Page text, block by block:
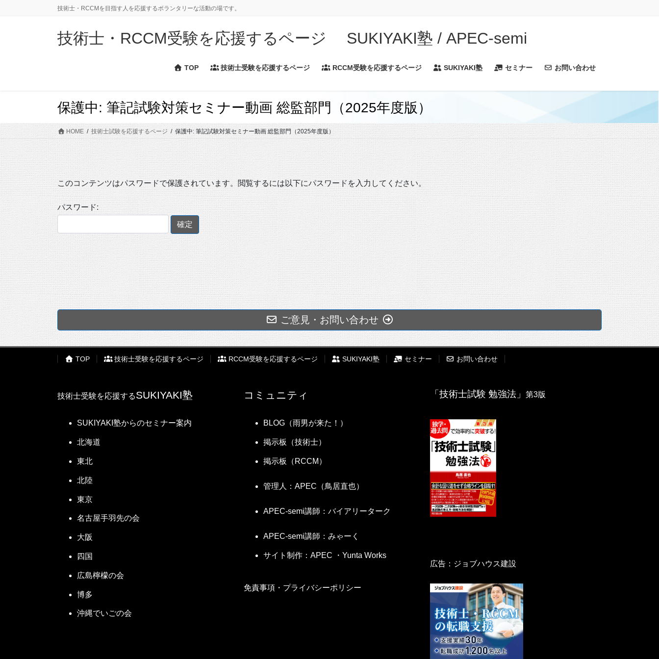
技術士・RCCMを目指す人を応援するボランタリーな活動の場です。
技術士・RCCM受験を応援するページ SUKIYAKI塾 / APEC-semi
TOP 技術士受験を応援するページ RCCM受験を応援するページ SUKIYAKI塾 セミナー お問い合わせ
保護中: 筆記試験対策セミナー動画 総監部門（2025年度版）
HOME 技術士試験を応援するページ 保護中: 筆記試験対策セミナー動画 総監部門（2025年度版）
このコンテンツはパスワードで保護されています。閲覧するには以下にパスワードを入力してください。
パスワード:
ご意見・お問い合わせ
TOP 技術士受験を応援するページ RCCM受験を応援するページ SUKIYAKI塾 セミナー お問い合わせ
技術士受験を応援するSUKIYAKI塾
SUKIYAKI塾からのセミナー案内
北海道
東北
北陸
東京
名古屋手羽先の会
大阪
四国
広島檸檬の会
博多
沖縄でいごの会
コミュニティ
BLOG（雨男が来た！）
掲示板（技術士）
掲示板（RCCM）
管理人：APEC（鳥居直也）
APEC-semi講師：バイアリーターク
APEC-semi講師：みゃーく
サイト制作：APEC ・Yunta Works
免責事項・プライバシーポリシー
「技術士試験 勉強法」 第3版
広告：ジョブハウス建設